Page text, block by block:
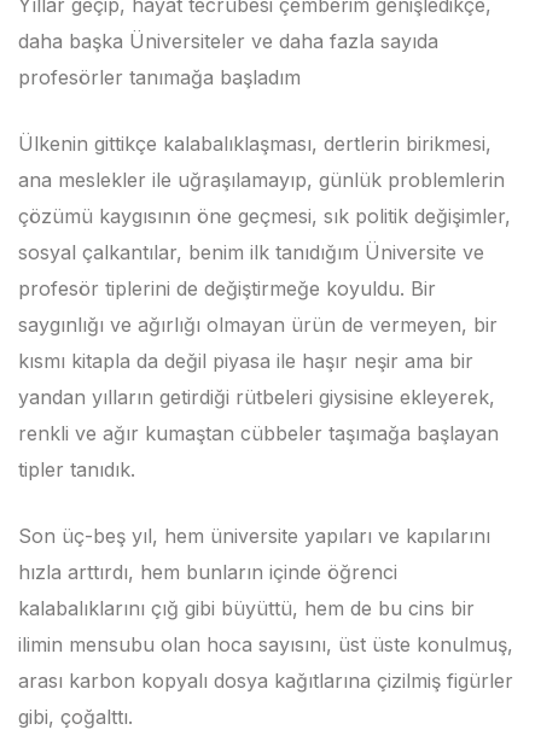
daha başka Üniversiteler ve daha fazla sayıda
profesörler tanımağa başladım
Ülkenin gittikçe kalabalıklaşması, dertlerin birikmesi,
ana meslekler ile uğraşılamayıp, günlük problemlerin
çözümü kaygısının öne geçmesi, sık politik değişimler,
sosyal çalkantılar, benim ilk tanıdığım Üniversite ve
profesör tiplerini de değiştirmeğe koyuldu. Bir
saygınlığı ve ağırlığı olmayan ürün de vermeyen, bir
kısmı kitapla da değil piyasa ile haşır neşir ama bir
yandan yılların getirdiği rütbeleri giysisine ekleyerek,
renkli ve ağır kumaştan cübbeler taşımağa başlayan
tipler tanıdık.
Son üç-beş yıl, hem üniversite yapıları ve kapılarını
hızla arttırdı, hem bunların içinde öğrenci
kalabalıklarını çığ gibi büyüttü, hem de bu cins bir
ilimin mensubu olan hoca sayısını, üst üste konulmuş,
arası karbon kopyalı dosya kağıtlarına çizilmiş figürler
gibi, çoğalttı.